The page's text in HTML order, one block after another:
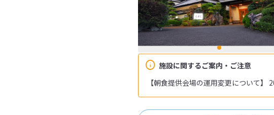
施設に関するご案内・ご注意
【朝食提供会場の運用変更について】